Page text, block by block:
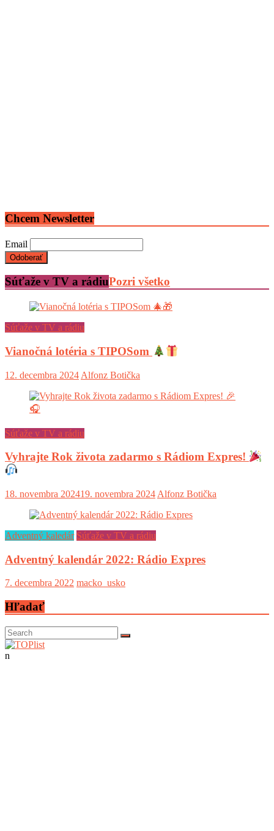
Chcem Newsletter
Email
Súťaže v TV a rádiuPozri všetko
Súťaže v TV a rádiu
Vianočná lotéria s TIPOSom
12. decembra 2024 Alfonz Botička
Súťaže v TV a rádiu
Vyhrajte Rok života zadarmo s Rádiom Expres!
18. novembra 202419. novembra 2024 Alfonz Botička
Adventný kaledár Súťaže v TV a rádiu
Adventný kalendár 2022: Rádio Expres
7. decembra 2022 macko_usko
Hľadať
n